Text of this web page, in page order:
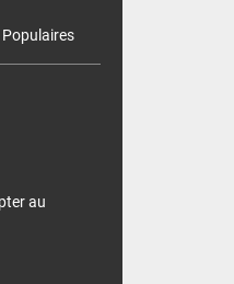
Populaires
au